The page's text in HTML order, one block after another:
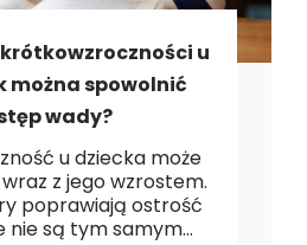
u
można spowolnić
wady?
u dziecka może
z jego wzrostem.
poprawiają ostrość
nie są tym samym...